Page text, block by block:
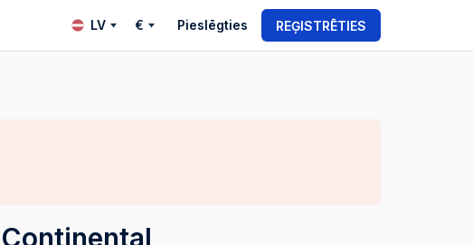
LV € Pieslēgties REĢISTRĒTIES
Continental